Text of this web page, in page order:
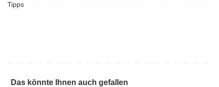
Tipps
Das könnte Ihnen auch gefallen